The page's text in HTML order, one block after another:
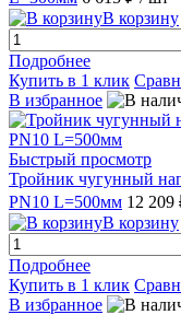
В корзину
Подробнее
Купить в 1 клик
В избранное
Быстрый просмотр
Тройник чугунный
PN10 L=500мм 12 209
В корзину
Подробнее
Купить в 1 клик
В избранное